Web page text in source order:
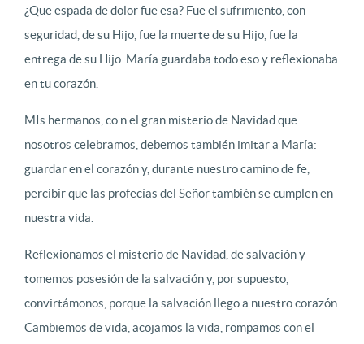
¿Que espada de dolor fue esa? Fue el sufrimiento, con
seguridad, de su Hijo, fue la muerte de su Hijo, fue la
entrega de su Hijo. María guardaba todo eso y reflexionaba
en tu corazón.
MIs hermanos, co n el gran misterio de Navidad que
nosotros celebramos, debemos también imitar a María:
guardar en el corazón y, durante nuestro camino de fe,
percibir que las profecías del Señor también se cumplen en
nuestra vida.
Reflexionamos el misterio de Navidad, de salvación y
tomemos posesión de la salvación y, por supuesto,
convirtámonos, porque la salvación llego a nuestro corazón.
Cambiemos de vida, acojamos la vida, rompamos con el